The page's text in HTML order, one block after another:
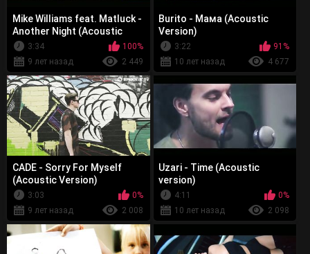
Mike Williams feat. Matluck -
Another Night (Acoustic
Version)
3:34
100%
9 лет назад
2 449
Burito - Мама (Acoustic
Version)
3:22
91%
10 лет назад
4 677
CADE - Sorry For Myself
(Acoustic Version)
3:03
0%
9 лет назад
2 008
Uzari - Time (Acoustic
version)
4:11
0%
10 лет назад
2 098